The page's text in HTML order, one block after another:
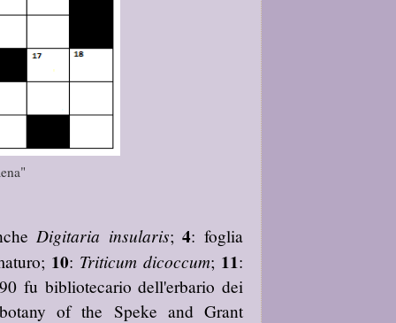
Digitaria insularis;4: foglia
10: Triticum dicoccum; 11:
fu bibliotecario dell'erbario dei
of the Speke and Grant